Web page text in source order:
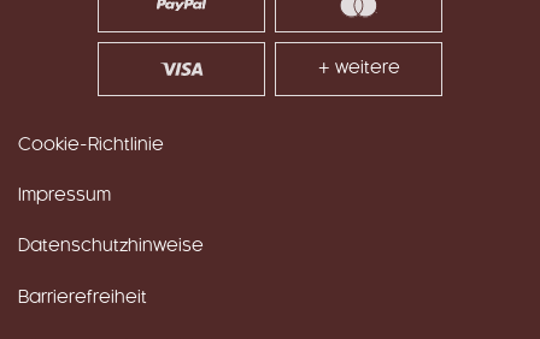
+ weitere
Cookie-Richtlinie
Impressum
Datenschutzhinweise
Barrierefreiheit